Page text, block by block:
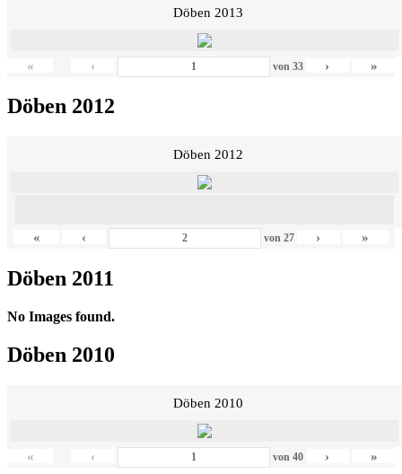
Döben 2013
« ‹ von 33 › »
Döben 2012
Döben 2012
« ‹ von 27 › »
Döben 2011
No Images found.
Döben 2010
Döben 2010
« ‹ von 40 › »